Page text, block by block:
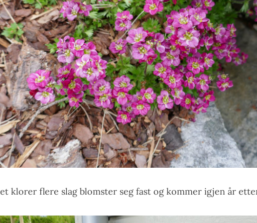
klorer flere slag blomster seg fast og kommer igjen år